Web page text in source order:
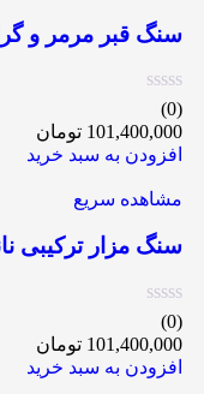
سنگ قبر مرمر و
(0)
101,400,000 تومان
افزودن به سبد خرید
مشاهده سریع
سنگ مزار ترکیبی
(0)
101,400,000 تومان
افزودن به سبد خرید